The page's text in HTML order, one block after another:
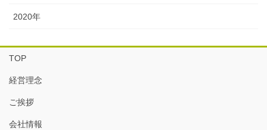
2020年
TOP
経営理念
ご挨拶
会社情報